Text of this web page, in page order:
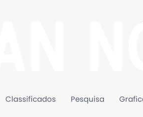
Classificados Pesquisa